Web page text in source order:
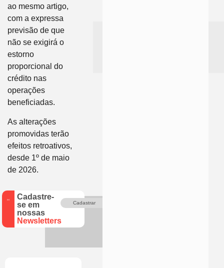
ao mesmo artigo,
com a expressa
previsão de que
não se exigirá o
estorno
proporcional do
crédito nas
operações
beneficiadas.
As alterações
promovidas terão
efeitos retroativos,
desde 1º de maio
de 2026.
Cadastre-
se em
nossas
Newsletters
Cadastrar